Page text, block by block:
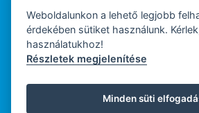
WEBDESIGN
Weboldalunkon a lehető legjobb
érdekében sütiket használunk.
használatukhoz!
Részletek megjelenítése
Minden süti